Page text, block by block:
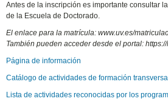
Antes de la inscripción es importante consultar
de la Escuela de Doctorado.
El enlace para la matrícula: www.uv.es/
También pueden acceder desde el portal:
Página de información
Catálogo de actividades de formación
Lista de actividades reconocidas por los